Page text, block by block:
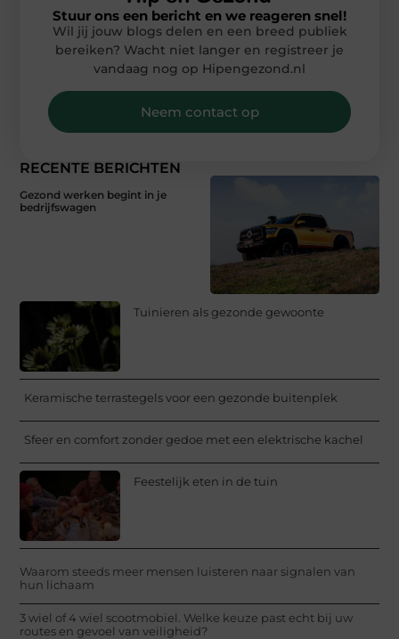
RECENTE BERICHTEN
Gezond werken begint in je
bedrijfswagen
Tuinieren als gezonde gewoonte
Keramische terrastegels voor een gezonde buitenplek
Sfeer en comfort zonder gedoe met een elektrische kachel
Feestelijk eten in de tuin
Waarom steeds meer mensen luisteren naar signalen van
hun lichaam
3 wiel of 4 wiel scootmobiel. Welke keuze past echt bij uw
routes en gevoel van veiligheid?
Stuur ons een bericht en we reageren snel!
Wil jij jouw blogs delen en een breed publiek
bereiken? Wacht niet langer en registreer je
vandaag nog op Hipengezond.nl
Neem contact op